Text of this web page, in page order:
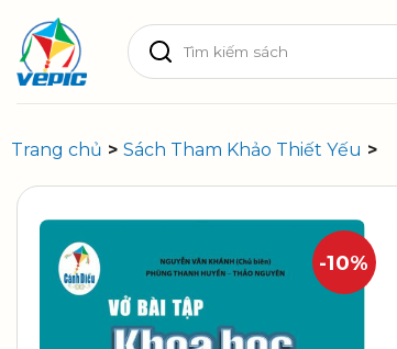
content
Tìm
kiếm:
Trang chủ > Sách Tham Khảo Thiết Yếu >
-10%